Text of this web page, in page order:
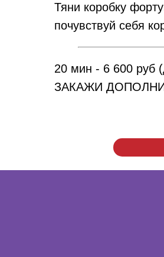
Тяни коробку
почувствуй себя
20 мин - 6 600 руб
ЗАКАЖИ